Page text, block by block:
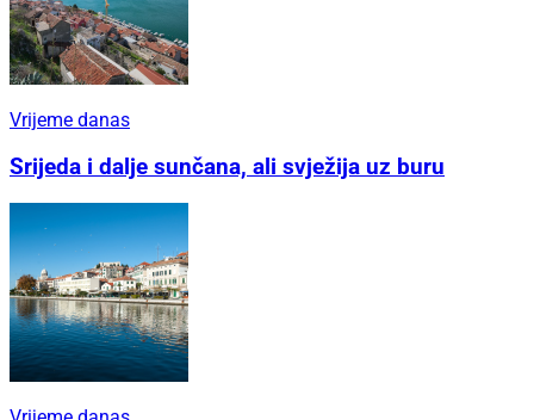
Vrijeme danas
Srijeda i dalje sunčana, ali svježija uz buru